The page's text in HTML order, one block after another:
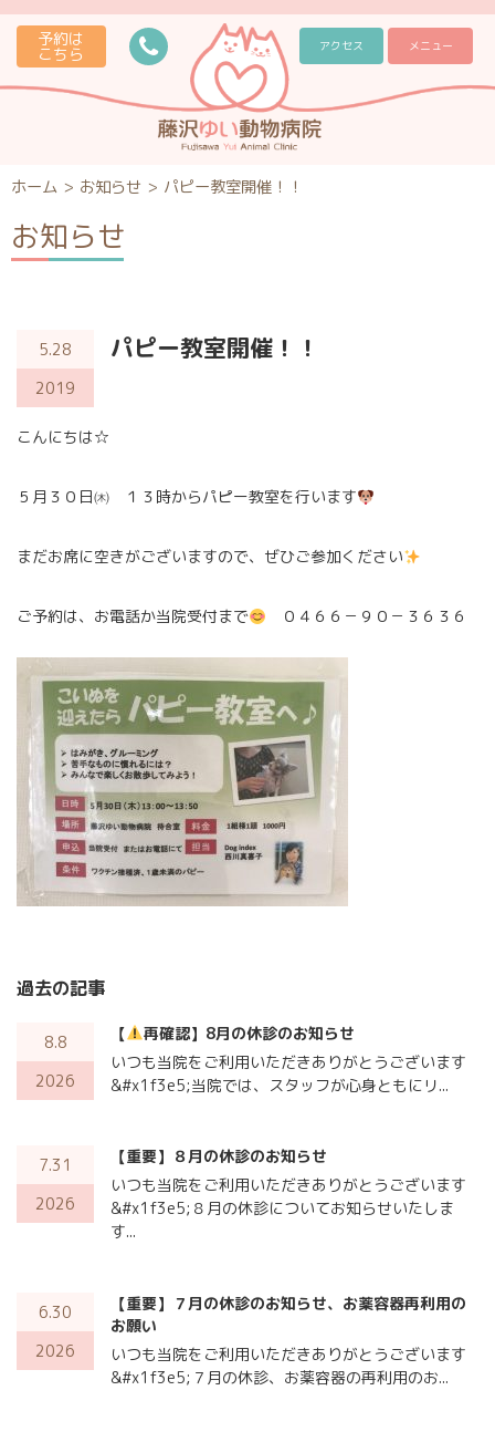
予約は
こちら アクセス メニュー
ホーム > お知らせ > パピー教室開催！！
お知らせ
5.28
2019
パピー教室開催！！
こんにちは☆
５月３０日㈭ １３時からパピー教室を行います
まだお席に空きがございますので、ぜひご参加ください
ご予約は、お電話か当院受付まで ０４６６－９０－３６３６
過去の記事
8.8
2026
【
再確認】8月の休診のお知らせ
いつも当院をご利用いただきありがとうございます
&#x1f3e5;当院では、スタッフが心身ともにリ...
7.31
2026
【重要】８月の休診のお知らせ
いつも当院をご利用いただきありがとうございます
&#x1f3e5;８月の休診についてお知らせいたしま
す...
6.30
2026
【重要】７月の休診のお知らせ、お薬容器再利用の
お願い
いつも当院をご利用いただきありがとうございます
&#x1f3e5;７月の休診、お薬容器の再利用のお...